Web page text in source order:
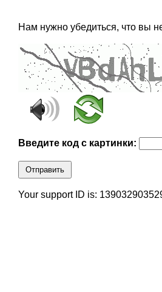
Нам нужно убедиться, что вы
Введите код с картинки:
Отправить
Your support ID is: